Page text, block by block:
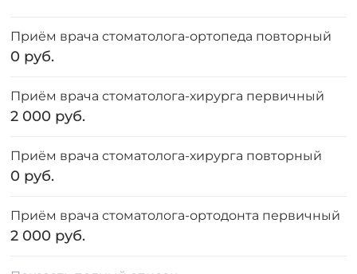
Приём врача стоматолога-ортопеда повторный
0 руб.
Приём врача стоматолога-хирурга первичный
2 000 руб.
Приём врача стоматолога-хирурга повторный
0 руб.
Приём врача стоматолога-ортодонта первичный
2 000 руб.